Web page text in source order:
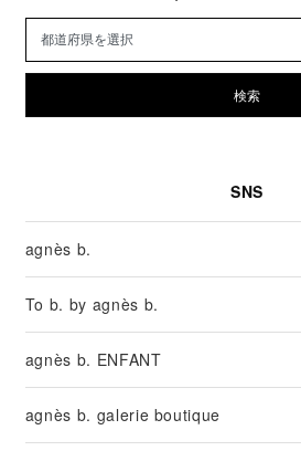
検索
SNS
agnès b.
To b. by agnès b.
agnès b. ENFANT
agnès b. galerie boutique